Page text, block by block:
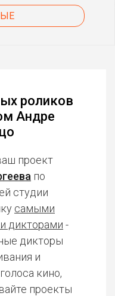
роликов
Андре
проект
по
студии
самыми
дикторами -
дикторы
и
кино,
проекты